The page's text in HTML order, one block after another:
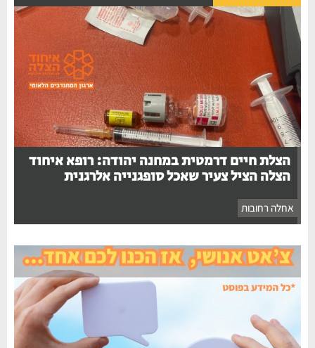
הצלת חיים דרמטית במחנה יהודה: רופא איחוד
הצלה הציל צעיר שאכל סופגנייה אלרגנית
אחלה רחובות